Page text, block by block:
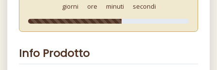
giorni ore minuti secondi
Info Prodotto